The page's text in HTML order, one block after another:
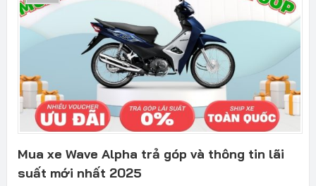
Mua xe Wave Alpha trả góp và thông tin lãi
suất mới nhất 2025